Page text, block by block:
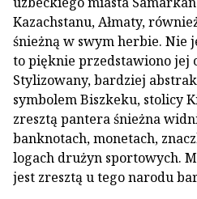
Kazachstanu, Ałmaty,
śnieżną w swym herbie. Nie
to pięknie przedstawiono jej
Stylizowany, bardziej
symbolem Biszkeku, stolicy
zresztą pantera śnieżna
banknotach, monetach,
logach drużyn sportowych.
jest zresztą u tego narodu